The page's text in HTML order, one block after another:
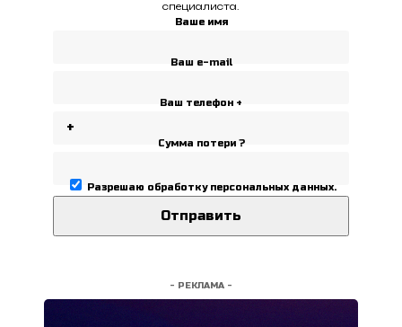
специалиста.
Ваше имя
Ваш e-mail
Ваш телефон +
Сумма потери ?
Разрешаю обработку персональных данных.
- РЕКЛАМА -